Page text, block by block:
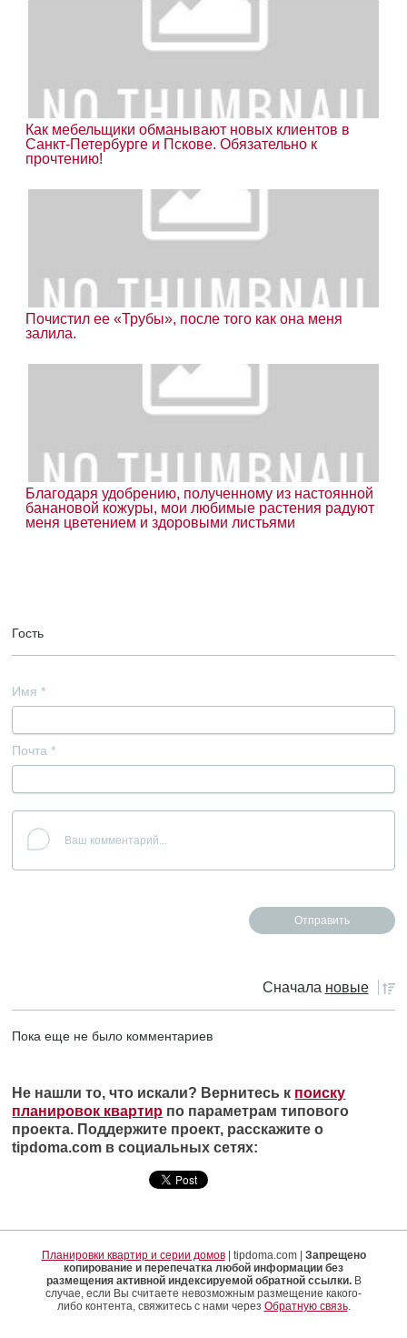
Как мебельщики обманывают новых клиентов в
Санкт-Петербурге и Пскове. Обязательно к
прочтению!
Почистил ее «Трубы», после того как она меня
залила.
Благодаря удобрению, полученному из настоянной
банановой кожуры, мои любимые растения радуют
меня цветением и здоровыми листьями
Гость
Имя *
Почта *
Сначала новые
Пока еще не было комментариев
Не нашли то, что искали? Вернитесь к поиску
планировок квартир по параметрам типового
проекта. Поддержите проект, расскажите о
tipdoma.com в социальных сетях:
Планировки квартир и серии домов| tipdoma.com | Запрещено
копирование и перепечатка любой информации без
размещения активной индексируемой обратной ссылки.В
случае, если Вы считаете невозможным размещение какого-
либо контента, свяжитесь с нами через Обратную связь.